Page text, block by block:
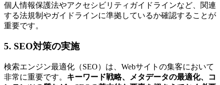
個人情報保護法やアクセシビリティガイドラインなど、関連
する法規制やガイドラインに準拠しているか確認することが
重要です。
5. SEO対策の実施
検索エンジン最適化（SEO）は、Webサイトの集客において
非常に重要です。 キーワード戦略、メタデータの最適化、コ